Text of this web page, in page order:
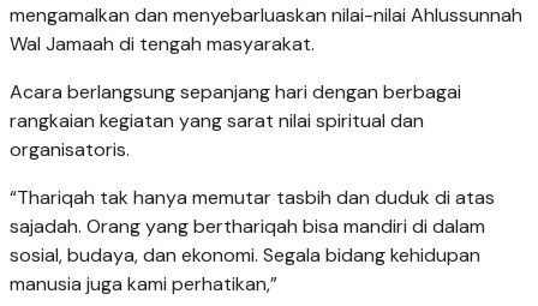
mengamalkan dan menyebarluaskan nilai-nilai Ahlussunnah
Wal Jamaah di tengah masyarakat.
Acara berlangsung sepanjang hari dengan berbagai
rangkaian kegiatan yang sarat nilai spiritual dan
organisatoris.
“Thariqah tak hanya memutar tasbih dan duduk di atas
sajadah. Orang yang berthariqah bisa mandiri di dalam
sosial, budaya, dan ekonomi. Segala bidang kehidupan
manusia juga kami perhatikan,”